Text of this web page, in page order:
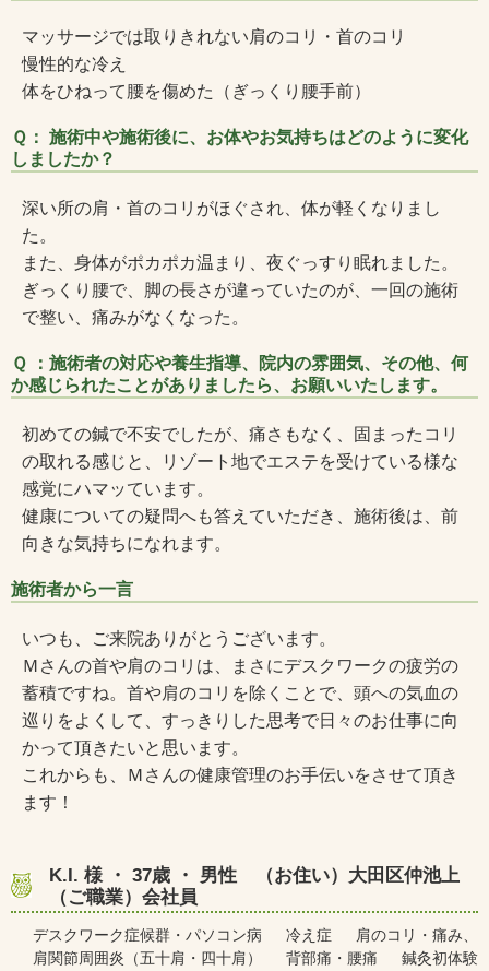
マッサージでは取りきれない肩のコリ・首のコリ
慢性的な冷え
体をひねって腰を傷めた（ぎっくり腰手前）
Ｑ： 施術中や施術後に、お体やお気持ちはどのように変化
しましたか？
深い所の肩・首のコリがほぐされ、体が軽くなりまし
た。
また、身体がポカポカ温まり、夜ぐっすり眠れました。
ぎっくり腰で、脚の長さが違っていたのが、一回の施術
で整い、痛みがなくなった。
Ｑ ：施術者の対応や養生指導、院内の雰囲気、その他、何
か感じられたことがありましたら、お願いいたします。
初めての鍼で不安でしたが、痛さもなく、固まったコリ
の取れる感じと、リゾート地でエステを受けている様な
感覚にハマッています。
健康についての疑問へも答えていただき、施術後は、前
向きな気持ちになれます。
施術者から一言
いつも、ご来院ありがとうございます。
Ｍさんの首や肩のコリは、まさにデスクワークの疲労の
蓄積ですね。首や肩のコリを除くことで、頭への気血の
巡りをよくして、すっきりした思考で日々のお仕事に向
かって頂きたいと思います。
これからも、Ｍさんの健康管理のお手伝いをさせて頂き
ます！
K.I. 様 ・ 37歳 ・ 男性 （お住い）大田区仲池上
（ご職業）会社員
デスクワーク症候群・パソコン病 冷え症 肩のコリ・痛み、
肩関節周囲炎（五十肩・四十肩） 背部痛・腰痛 鍼灸初体験